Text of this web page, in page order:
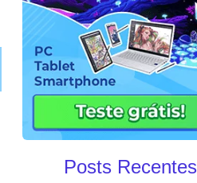
Posts Recentes